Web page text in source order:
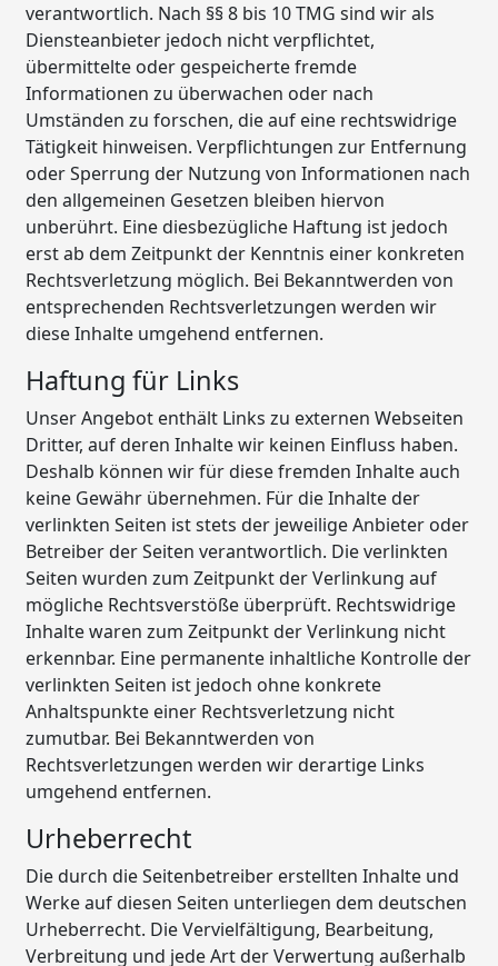
verantwortlich. Nach §§ 8 bis 10 TMG sind wir als
Diensteanbieter jedoch nicht verpflichtet,
übermittelte oder gespeicherte fremde
Informationen zu überwachen oder nach
Umständen zu forschen, die auf eine rechtswidrige
Tätigkeit hinweisen. Verpflichtungen zur Entfernung
oder Sperrung der Nutzung von Informationen nach
den allgemeinen Gesetzen bleiben hiervon
unberührt. Eine diesbezügliche Haftung ist jedoch
erst ab dem Zeitpunkt der Kenntnis einer konkreten
Rechtsverletzung möglich. Bei Bekanntwerden von
entsprechenden Rechtsverletzungen werden wir
diese Inhalte umgehend entfernen.
Haftung für Links
Unser Angebot enthält Links zu externen Webseiten
Dritter, auf deren Inhalte wir keinen Einfluss haben.
Deshalb können wir für diese fremden Inhalte auch
keine Gewähr übernehmen. Für die Inhalte der
verlinkten Seiten ist stets der jeweilige Anbieter oder
Betreiber der Seiten verantwortlich. Die verlinkten
Seiten wurden zum Zeitpunkt der Verlinkung auf
mögliche Rechtsverstöße überprüft. Rechtswidrige
Inhalte waren zum Zeitpunkt der Verlinkung nicht
erkennbar. Eine permanente inhaltliche Kontrolle der
verlinkten Seiten ist jedoch ohne konkrete
Anhaltspunkte einer Rechtsverletzung nicht
zumutbar. Bei Bekanntwerden von
Rechtsverletzungen werden wir derartige Links
umgehend entfernen.
Urheberrecht
Die durch die Seitenbetreiber erstellten Inhalte und
Werke auf diesen Seiten unterliegen dem deutschen
Urheberrecht. Die Vervielfältigung, Bearbeitung,
Verbreitung und jede Art der Verwertung außerhalb